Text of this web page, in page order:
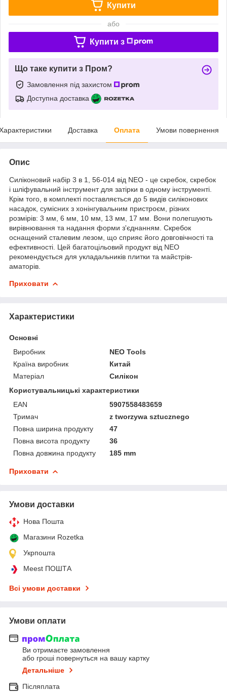
Купити
або
Купити з
Що таке купити з Пром?
Замовлення під захистом
Доступна доставка
Доставка Оплата Умови повернення
Опис
Силіконовий набір 3 в 1, 56-014 від NEO - це скребок, скребок
і шліфувальний інструмент для затірки в одному інструменті.
Крім того, в комплекті поставляється до 5 видів силіконових
насадок, сумісних з хонінгувальним пристроєм, різних
розмірів: 3 мм, 6 мм, 10 мм, 13 мм, 17 мм. Вони полегшують
вирівнювання та надання форми з'єднанням. Скребок
оснащений сталевим лезом, що сприяє його довговічності та
ефективності. Цей багатоцільовий продукт від NEO
рекомендується для укладальників плитки та майстрів-
аматорів.
Приховати
Характеристики
Основні
Виробник
NEO Tools
Країна виробник
Китай
Матеріал
Силікон
Користувальницькі характеристики
EAN
5907558483659
Тримач
z tworzywa sztucznego
Повна ширина продукту
47
Повна висота продукту
36
Повна довжина продукту
185 mm
Приховати
Умови доставки
Нова Пошта
Магазини Rozetka
Укрпошта
Meest ПОШТА
Всі умови доставки
Умови оплати
Ви отримаєте замовлення
або гроші повернуться на вашу картку
Детальніше
Післяплата